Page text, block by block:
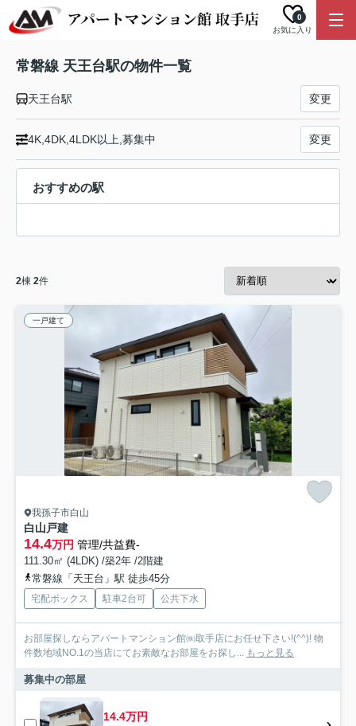
お気に入り
0
常磐線 天王台駅の物件一覧
天王台駅 変更
4K,4DK,4LDK以上,募集中 変更
おすすめの駅
2棟 2件
一戸建て
我孫子市白山
白山戸建
14.4万円 管理/共益費-
111.30㎡ (4LDK) /築2年 /2階建
常磐線「天王台」駅 徒歩45分
宅配ボックス 駐車2台可 公共下水
お部屋探しならアパートマンション館㈱取手店にお任せ下さい!(^^)! 物
件数地域NO.1の当店にてお素敵なお部屋をお探し... もっと見る
募集中の部屋
14.4万円